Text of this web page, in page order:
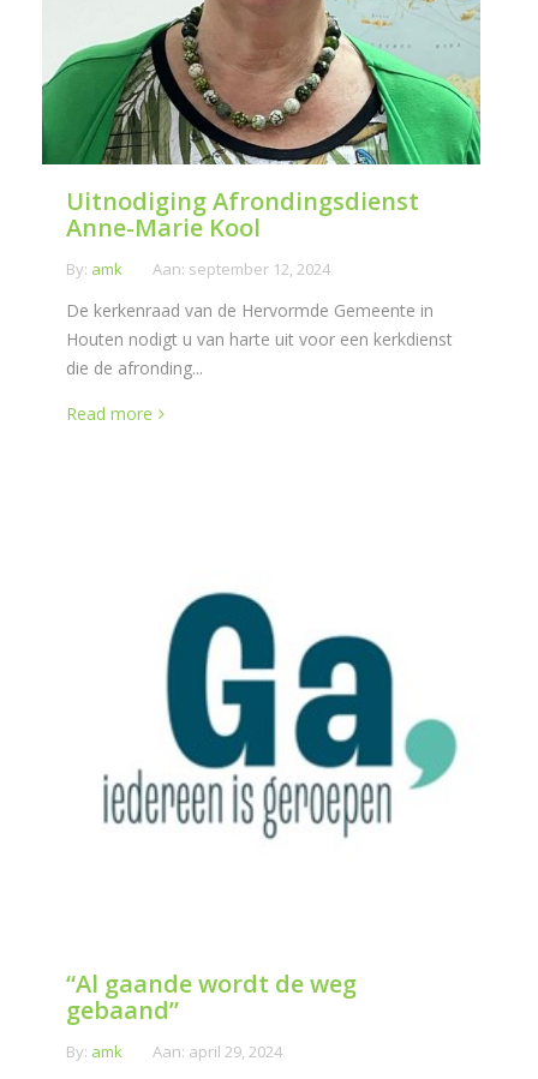
Uitnodiging Afrondingsdienst
Anne-Marie Kool
By: amk Aan: september 12, 2024
De kerkenraad van de Hervormde Gemeente in
Houten nodigt u van harte uit voor een kerkdienst
die de afronding...
Read more
“Al gaande wordt de weg
gebaand”
By: amk Aan: april 29, 2024